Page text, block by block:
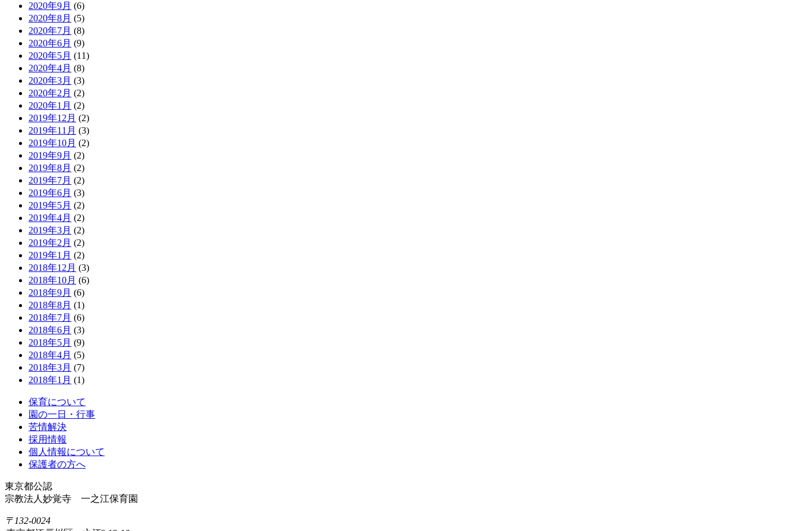
2020年9月 (6)
2020年8月 (5)
2020年7月 (8)
2020年6月 (9)
2020年5月 (11)
2020年4月 (8)
2020年3月 (3)
2020年2月 (2)
2020年1月 (2)
2019年12月 (2)
2019年11月 (3)
2019年10月 (2)
2019年9月 (2)
2019年8月 (2)
2019年7月 (2)
2019年6月 (3)
2019年5月 (2)
2019年4月 (2)
2019年3月 (2)
2019年2月 (2)
2019年1月 (2)
2018年12月 (3)
2018年10月 (6)
2018年9月 (6)
2018年8月 (1)
2018年7月 (6)
2018年6月 (3)
2018年5月 (9)
2018年4月 (5)
2018年3月 (7)
2018年1月 (1)
保育について
園の一日・行事
苦情解決
採用情報
個人情報について
保護者の方へ
東京都公認
宗教法人妙覚寺 一之江保育園
〒132-0024